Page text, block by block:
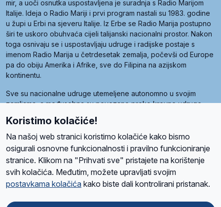
mir, a uoči osnutka uspostavljena je suradnja s Radio Marijom
Italije. Ideja o Radio Mariji i prvi program nastali su 1983. godine
u župi u Erbi na sjeveru Italije. Iz Erbe se Radio Marija postupno
širi te uskoro obuhvaća cijeli talijanski nacionalni prostor. Nakon
toga osnivaju se i uspostavljaju udruge i radijske postaje s
imenom Radio Marija u četrdesetak zemalja, počevši od Europe
pa do obiju Amerika i Afrike, sve do Filipina na azijskom
kontinentu.
Sve su nacionalne udruge utemeljene autonomno u svojim
zemljama, a međusobna su povezane preko krovne udruge
Radio Maria). Svjetsku obitelj utemeljilo je sedam članica, među
kojima je i hrvatska Udruga Radio Marija.
O namaRadio ProgramVolonteriPrijateljiKontaktPravila privatnosti
Ova stranica je zaštićena Google reCAPTCHA sustavom
Koristimo kolačiće!
Na našoj web stranici koristimo kolačiće kako bismo
osigurali osnovne funkcionalnosti i pravilno funkcioniranje
stranice. Klikom na "Prihvati sve" pristajete na korištenje
svih kolačića. Međutim, možete upravljati svojim
postavkama kolačića kako biste dali kontrolirani pristanak.